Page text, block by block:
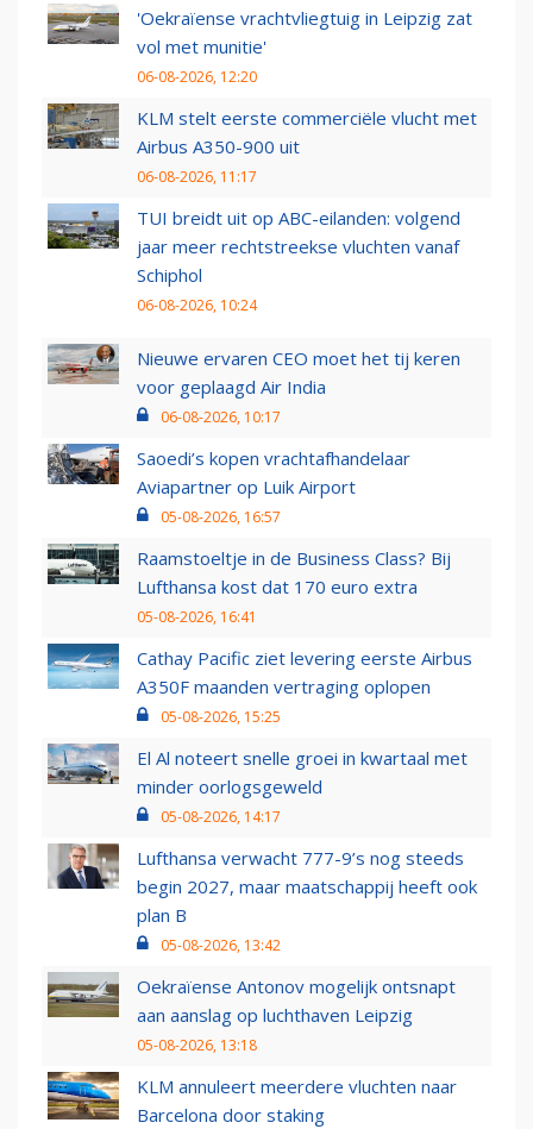
'Oekraïense vrachtvliegtuig in Leipzig zat
vol met munitie'
06-08-2026, 12:20
KLM stelt eerste commerciële vlucht met
Airbus A350-900 uit
06-08-2026, 11:17
TUI breidt uit op ABC-eilanden: volgend
jaar meer rechtstreekse vluchten vanaf
Schiphol
06-08-2026, 10:24
Nieuwe ervaren CEO moet het tij keren
voor geplaagd Air India
06-08-2026, 10:17
Saoedi’s kopen vrachtafhandelaar
Aviapartner op Luik Airport
05-08-2026, 16:57
Raamstoeltje in de Business Class? Bij
Lufthansa kost dat 170 euro extra
05-08-2026, 16:41
Cathay Pacific ziet levering eerste Airbus
A350F maanden vertraging oplopen
05-08-2026, 15:25
El Al noteert snelle groei in kwartaal met
minder oorlogsgeweld
05-08-2026, 14:17
Lufthansa verwacht 777-9’s nog steeds
begin 2027, maar maatschappij heeft ook
plan B
05-08-2026, 13:42
Oekraïense Antonov mogelijk ontsnapt
aan aanslag op luchthaven Leipzig
05-08-2026, 13:18
KLM annuleert meerdere vluchten naar
Barcelona door staking